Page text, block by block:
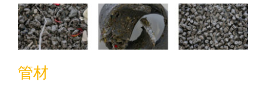
管材